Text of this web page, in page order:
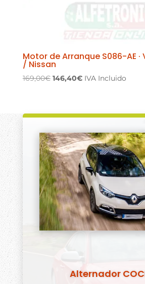
Motor de Arranque S086-AE ·
/ Nissan
169,00€ El
era:
146,40€El
es:
IVA Incluido
Alternador
Comprar alternadores y